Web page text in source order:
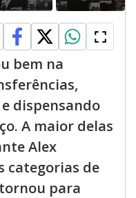
bem na
dispensando
A maior delas
Alex
categorias de
para